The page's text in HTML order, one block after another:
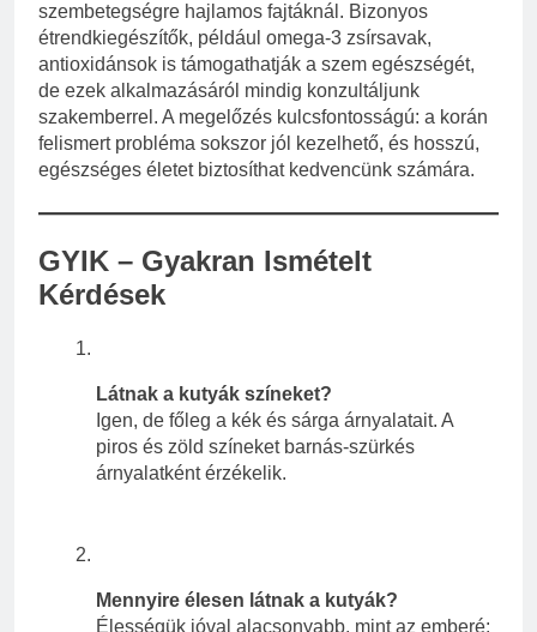
szembetegségre hajlamos fajtáknál. Bizonyos
étrendkiegészítők, például omega-3 zsírsavak,
antioxidánsok is támogathatják a szem egészségét,
de ezek alkalmazásáról mindig konzultáljunk
szakemberrel. A megelőzés kulcsfontosságú: a korán
felismert probléma sokszor jól kezelhető, és hosszú,
egészséges életet biztosíthat kedvencünk számára.
GYIK – Gyakran Ismételt
Kérdések
Látnak a kutyák színeket?
Igen, de főleg a kék és sárga árnyalatait. A
piros és zöld színeket barnás-szürkés
árnyalatként érzékelik.
Mennyire élesen látnak a kutyák?
Élességük jóval alacsonyabb, mint az emberé: